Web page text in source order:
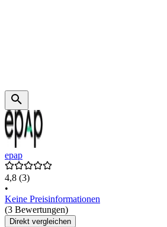
epap
4,8 (3)
•
Keine Preisinformationen
(3 Bewertungen)
Direkt vergleichen